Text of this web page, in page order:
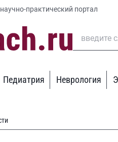
практический портал
Педиатрия Неврология